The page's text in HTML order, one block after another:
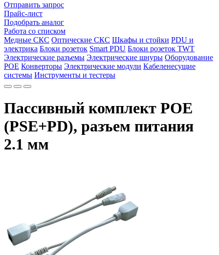
Отправить запрос
Прайс-лист
Подобрать аналог
Работа со списком
Медные СКС Оптические СКС Шкафы и стойки PDU и
электрика Блоки розеток Smart PDU Блоки розеток TWT
Электрические разъемы Электрические шнуры Оборудование
POE Конверторы Электрические модули Кабеленесущие
системы Инструменты и тестеры
Пассивный комплект POE
(PSE+PD), разъем питания
2.1 мм